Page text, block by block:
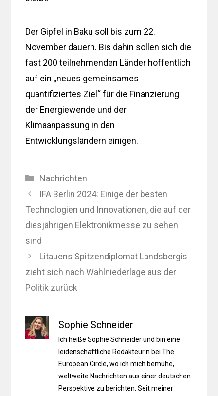
Der Gipfel in Baku soll bis zum 22.
November dauern. Bis dahin sollen sich die
fast 200 teilnehmenden Länder hoffentlich
auf ein „neues gemeinsames
quantifiziertes Ziel“ für die Finanzierung
der Energiewende und der
Klimaanpassung in den
Entwicklungsländern einigen.
Kategorien
Nachrichten
IFA Berlin 2024: Einige der besten
Technologien und Innovationen, die auf der
diesjährigen Elektronikmesse zu sehen
sind
Litauens Spitzendiplomat Landsbergis
zieht sich nach Wahlniederlage aus der
Politik zurück
Sophie Schneider
Ich heiße Sophie Schneider und bin eine
leidenschaftliche Redakteurin bei The
European Circle, wo ich mich bemühe,
weltweite Nachrichten aus einer deutschen
Perspektive zu berichten. Seit meiner